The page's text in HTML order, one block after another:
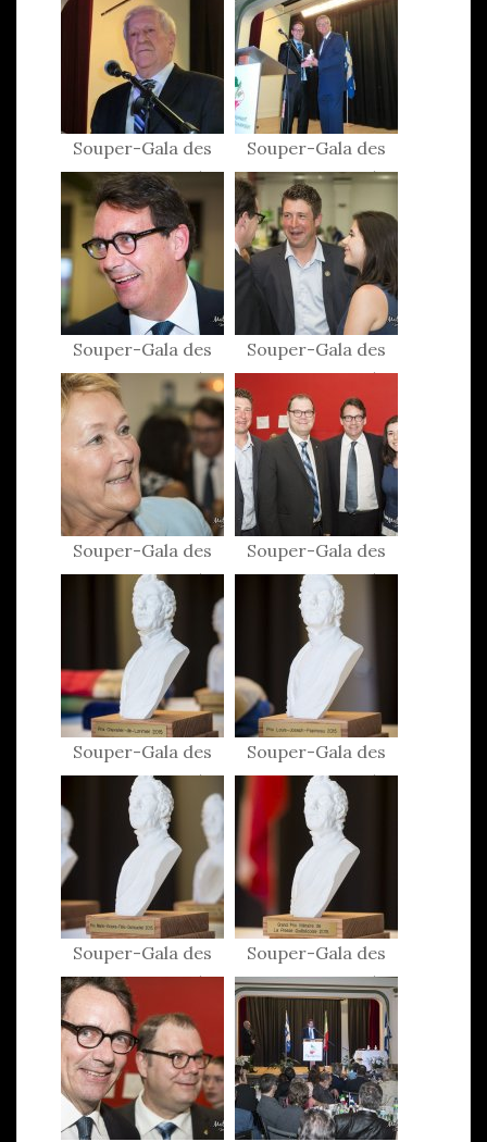
Souper-Gala des
Patriotes 2015
Souper-Gala des
Patriotes 2015
Souper-Gala des
Patriotes 2015
Souper-Gala des
Patriotes 2015
Souper-Gala des
Patriotes 2015
Souper-Gala des
Patriotes 2015
Souper-Gala des
Patriotes 2015
Souper-Gala des
Patriotes 2015
Souper-Gala des
Patriotes 2015
Souper-Gala des
Patriotes 2015